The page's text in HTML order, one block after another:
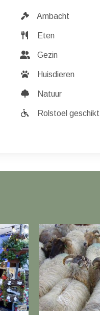
Ambacht
Eten
Gezin
Huisdieren
Natuur
Rolstoel geschikt